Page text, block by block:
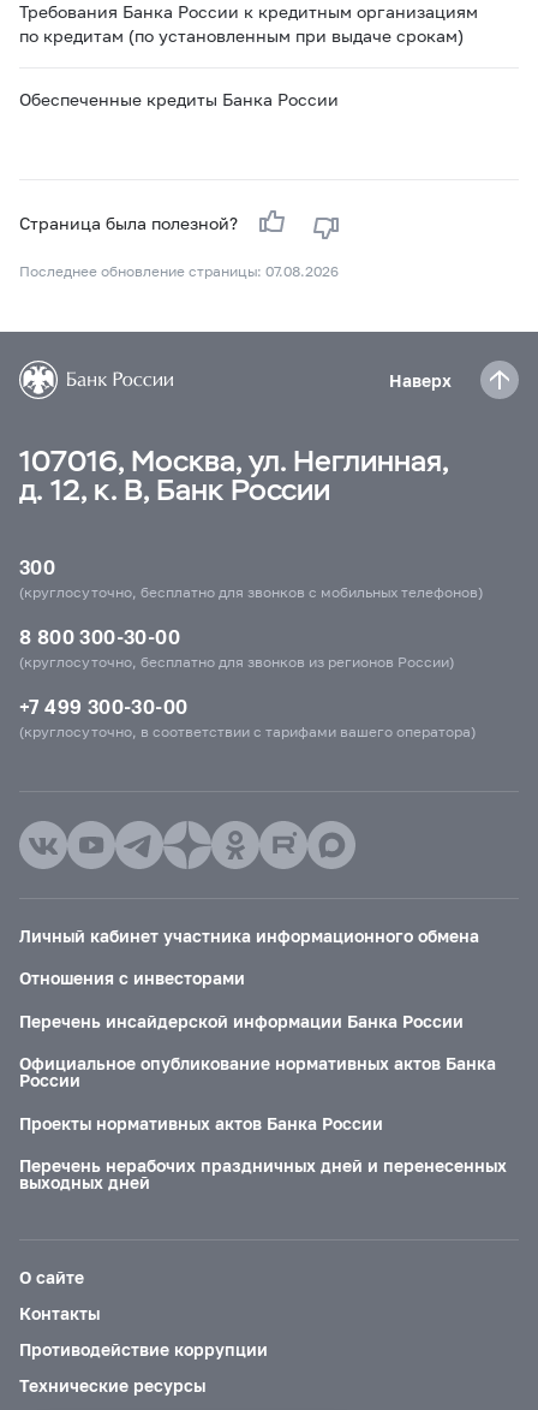
Требования Банка России к кредитным организациям
по кредитам (по установленным при выдаче срокам)
Обеспеченные кредиты Банка России
Страница была полезной?
Последнее обновление страницы: 07.08.2026
Наверх
107016, Москва, ул. Неглинная,
д. 12, к. В, Банк России
300
(круглосуточно, бесплатно для звонков с мобильных телефонов)
8 800 300-30-00
(круглосуточно, бесплатно для звонков из регионов России)
+7 499 300-30-00
(круглосуточно, в соответствии с тарифами вашего оператора)
Личный кабинет участника информационного обмена
Отношения с инвесторами
Перечень инсайдерской информации Банка России
Официальное опубликование нормативных актов Банка
России
Проекты нормативных актов Банка России
Перечень нерабочих праздничных дней и перенесенных
выходных дней
О сайте
Контакты
Противодействие коррупции
Технические ресурсы